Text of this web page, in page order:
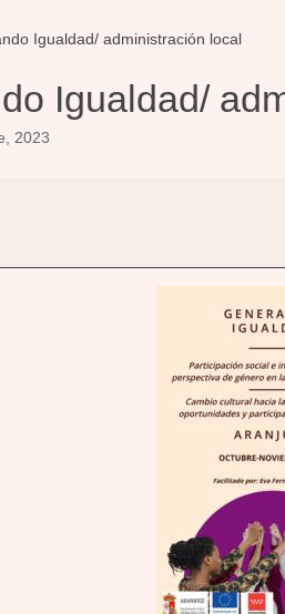
Igualdad/ administración local
Igualdad/
2023